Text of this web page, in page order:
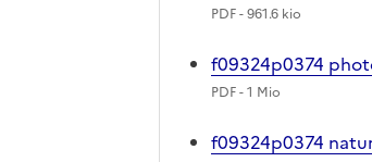
PDF- 961.6 kio
f09324p0374
PDF- 1 Mio
f09324p0374